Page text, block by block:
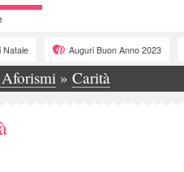
Natale Auguri Buon Anno 2023
» Carità